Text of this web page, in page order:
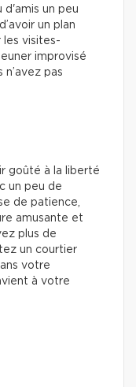
d'amis un peu
un plan
les visites-
improvisé
pas
goûté à la liberté
un peu de
de patience,
amusante et
plus de
un courtier
votre
à votre